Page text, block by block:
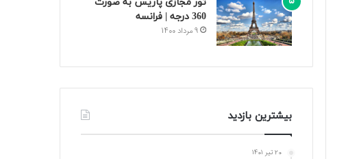
360 درجه | فرانسه
9 مرداد 1400
بیشترین بازدید
20 تیر 1401